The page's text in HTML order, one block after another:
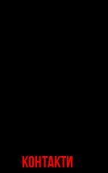
контакти